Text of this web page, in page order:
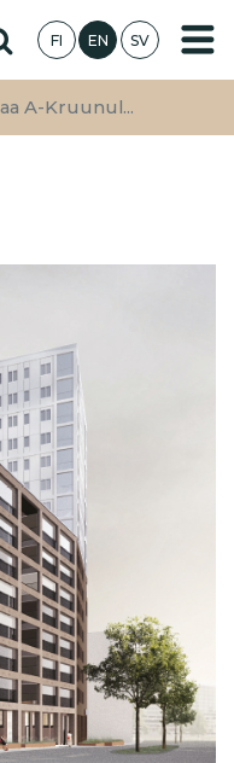
sivustolta
FI EN SV
A-Kruunul...